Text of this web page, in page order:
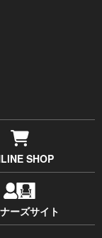
SHOP
ーズサイト